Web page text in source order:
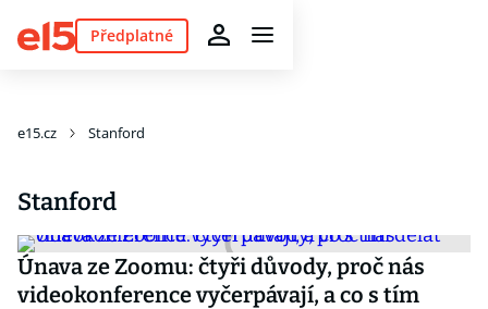
Předplatné
e15.cz Stanford
Stanford
Únava ze Zoomu: čtyři důvody, proč nás
videokonference vyčerpávají, a co s tím